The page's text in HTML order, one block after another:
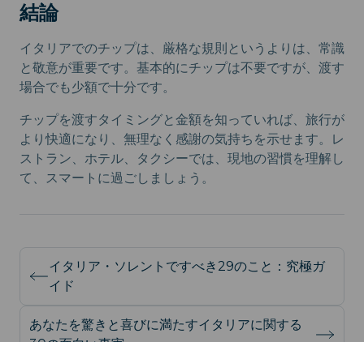
結論
イタリアでのチップは、厳格な規則というよりは、常識
と敬意が重要です。基本的にチップは不要ですが、渡す
場合でも少額で十分です。
チップを渡すタイミングと金額を知っていれば、旅行が
より快適になり、無理なく感謝の気持ちを示せます。レ
ストラン、ホテル、タクシーでは、現地の習慣を理解し
て、スマートに過ごしましょう。
イタリア・ソレントですべき29のこと：究極ガ
イド
あなたを驚きと喜びに満たすイタリアに関する